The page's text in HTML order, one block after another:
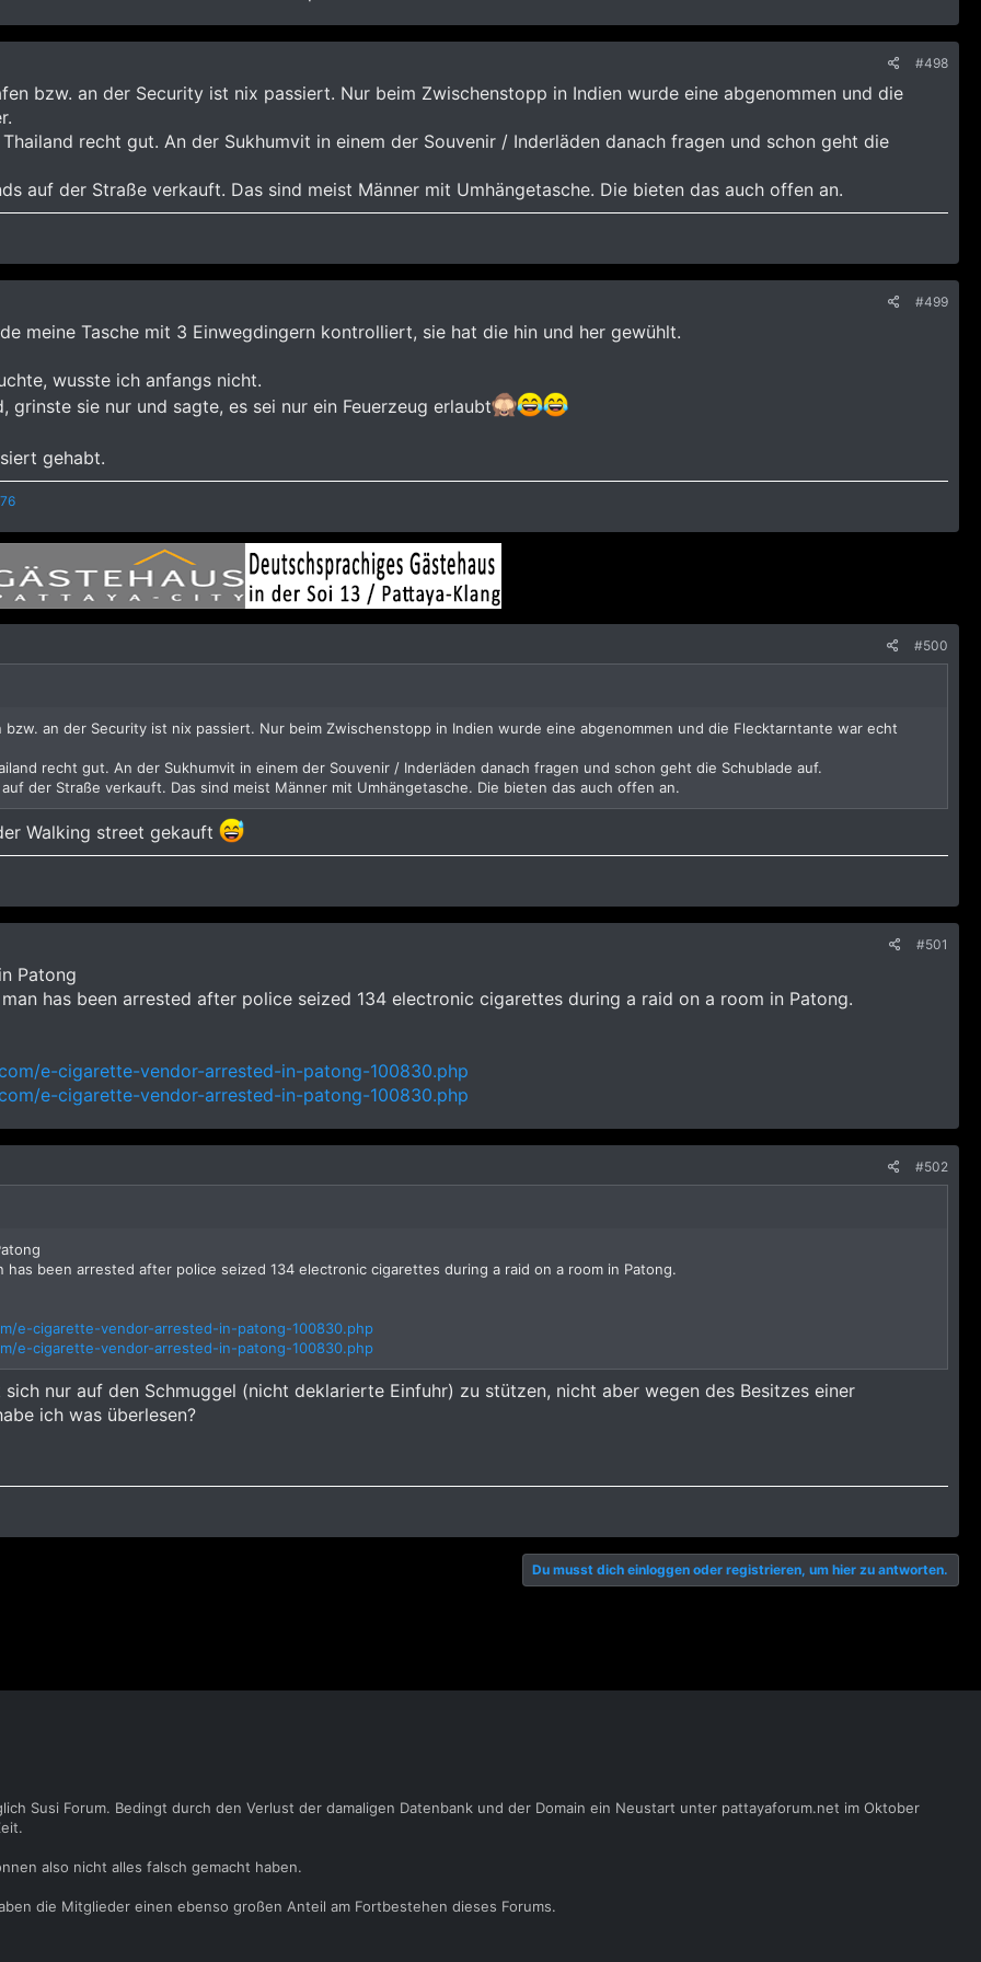
#498
bzw. an der Security ist nix passiert. Nur beim Zwischenstopp in Indien wurde eine abgenommen und die
recht gut. An der Sukhumvit in einem der Souvenir / Inderläden danach fragen und schon geht die
auf der Straße verkauft. Das sind meist Männer mit Umhängetasche. Die bieten das auch offen an.
#499
meine Tasche mit 3 Einwegdingern kontrolliert, sie hat die hin und her gewühlt.
wusste ich anfangs nicht.
grinste sie nur und sagte, es sei nur ein Feuerzeug erlaubt
gehabt.
#500
bzw. an der Security ist nix passiert. Nur beim Zwischenstopp in Indien wurde eine abgenommen und die Flecktarntante war echt
recht gut. An der Sukhumvit in einem der Souvenir / Inderläden danach fragen und schon geht die Schublade auf.
der Straße verkauft. Das sind meist Männer mit Umhängetasche. Die bieten das auch offen an.
Walking street gekauft
#501
Patong
has been arrested after police seized 134 electronic cigarettes during a raid on a room in Patong.
e-cigarette-vendor-arrested-in-patong-100830.php
e-cigarette-vendor-arrested-in-patong-100830.php
#502
has been arrested after police seized 134 electronic cigarettes during a raid on a room in Patong.
e-cigarette-vendor-arrested-in-patong-100830.php
e-cigarette-vendor-arrested-in-patong-100830.php
nur auf den Schmuggel (nicht deklarierte Einfuhr) zu stützen, nicht aber wegen des Besitzes einer
ich was überlesen?
Du musst dich einloggen oder registrieren, um hier zu antworten.
Susi Forum. Bedingt durch den Verlust der damaligen Datenbank und der Domain ein Neustart unter pattayaforum.net im Oktober
also nicht alles falsch gemacht haben.
die Mitglieder einen ebenso großen Anteil am Fortbestehen dieses Forums.